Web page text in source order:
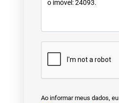
Ao informar meus dados,